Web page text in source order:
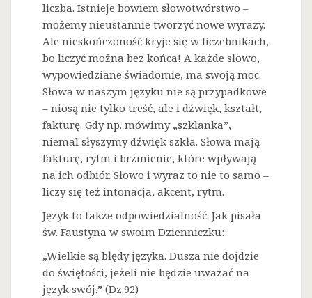
liczba. Istnieje bowiem słowotwórstwo –
możemy nieustannie tworzyć nowe wyrazy.
Ale nieskończoność kryje się w liczebnikach,
bo liczyć można bez końca! A każde słowo,
wypowiedziane świadomie, ma swoją moc.
Słowa w naszym języku nie są przypadkowe
– niosą nie tylko treść, ale i dźwięk, kształt,
fakturę. Gdy np. mówimy „szklanka”,
niemal słyszymy dźwięk szkła. Słowa mają
fakturę, rytm i brzmienie, które wpływają
na ich odbiór. Słowo i wyraz to nie to samo –
liczy się też intonacja, akcent, rytm.
Język to także odpowiedzialność. Jak pisała
św. Faustyna w swoim Dzienniczku:
„Wielkie są błędy języka. Dusza nie dojdzie
do świętości, jeżeli nie będzie uważać na
język swój.” (Dz.92)